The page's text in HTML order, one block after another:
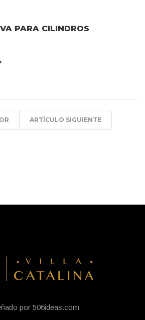
PARA CILINDROS
ARTÍCULO SIGUIENTE
por 506ideas.com